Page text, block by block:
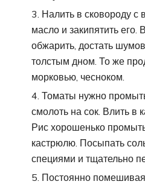
Налить в сковороду с
масло и закипятить его.
обжарить, достать
толстым дном. То же
морковью, чесноком.
Томаты нужно
смолоть на сок. Влить в
Рис хорошенько
кастрюлю. Посыпать
специями и тщательно
Постоянно